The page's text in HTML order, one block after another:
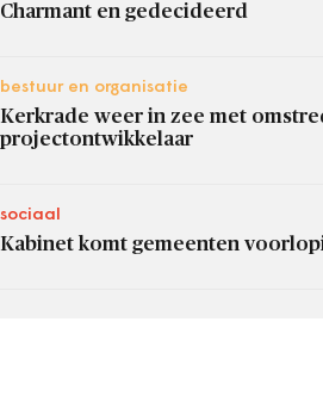
Charmant en gedecideerd
bestuur en organisatie
Kerkrade weer in zee met
projectontwikkelaar
sociaal
Kabinet komt gemeenten